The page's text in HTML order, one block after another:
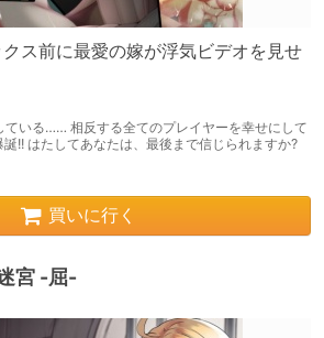
ス前に最愛の嫁が浮気ビデオを見せ
ている…… 相反する全てのプレイヤーを幸せにして
!! はたしてあなたは、最後まで信じられますか?
買いに行く
宮 -屈-